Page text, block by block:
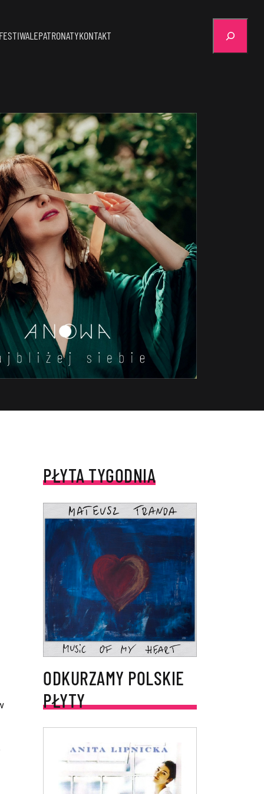
PATRONATYKONTAKT
PŁYTA TYGODNIA
ODKURZAMY POLSKIE
PŁYTY